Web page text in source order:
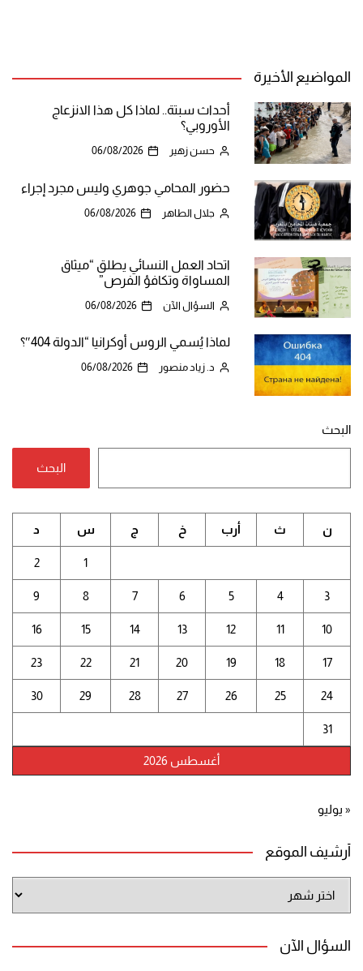
المواضيع الأخيرة
أحداث سبتة.. لماذا كل هذا الانزعاج
الأوروبي؟
حسن زهير 06/08/2026
حضور المحامي جوهري وليس مجرد إجراء
جلال الطاهر 06/08/2026
اتحاد العمل النسائي يطلق “ميثاق
المساواة وتكافؤ الفرص”
السؤال الآن 06/08/2026
لماذا يُسمي الروس أوكرانيا “الدولة 404″؟
د. زياد منصور 06/08/2026
البحث
البحث
أغسطس 2026
ن ث أرب خ ج س د
1
2
3
4
5
6
7
8
9
10
11
12
13
14
15
16
17
18
19
20
21
22
23
24
25
26
27
28
29
30
31
« يوليو
أرشيف الموقع
الموقع
السؤال الآن